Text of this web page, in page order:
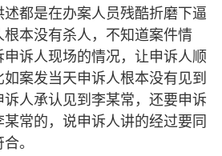
述都是在办案人员残酷折磨下逼
本没有杀人，不知道案件情
诉人现场的情况，让申诉人顺
案发当天申诉人根本没有见到
人承认见到李某常，还要申诉
常的，说申诉人讲的经过要同
。